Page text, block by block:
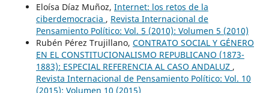
Eloísa Díaz Muñoz, Internet: los retos de la
ciberdemocracia , Revista Internacional de
Pensamiento Político: Vol. 5 (2010): Volumen 5 (2010)
Rubén Pérez Trujillano, CONTRATO SOCIAL Y GÉNERO
EN EL CONSTITUCIONALISMO REPUBLICANO (1873-
1883): ESPECIAL REFERENCIA AL CASO ANDALUZ ,
Revista Internacional de Pensamiento Político: Vol. 10
(2015): Volumen 10 (2015)